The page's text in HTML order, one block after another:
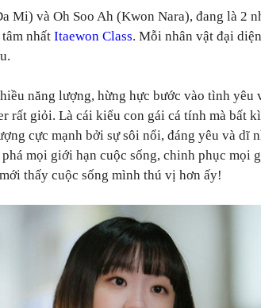
Mi) và Oh Soo Ah (Kwon Nara), đang là 2
nhất Itaewon Class. Mỗi nhân vật đại
năng lượng, hừng hực bước vào tình yêu
rất giỏi. Là cái kiểu con gái cá tính mà bất
cực mạnh bởi sự sôi nổi, đáng yêu và dĩ
mọi giới hạn cuộc sống, chinh phục mọi
thấy cuộc sống mình thú vị hơn ấy!